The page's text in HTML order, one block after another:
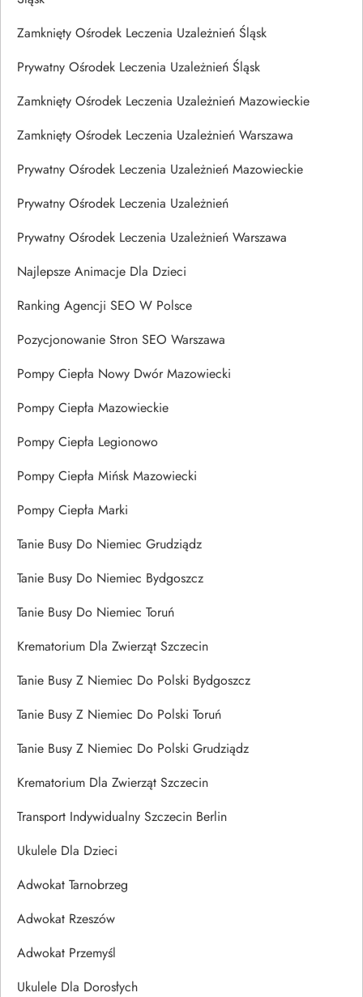
Zamknięty Ośrodek Leczenia Uzależnień Śląsk
Prywatny Ośrodek Leczenia Uzależnień Śląsk
Zamknięty Ośrodek Leczenia Uzależnień Mazowieckie
Zamknięty Ośrodek Leczenia Uzależnień Warszawa
Prywatny Ośrodek Leczenia Uzależnień Mazowieckie
Prywatny Ośrodek Leczenia Uzależnień
Prywatny Ośrodek Leczenia Uzależnień Warszawa
Najlepsze Animacje Dla Dzieci
Ranking Agencji SEO W Polsce
Pozycjonowanie Stron SEO Warszawa
Pompy Ciepła Nowy Dwór Mazowiecki
Pompy Ciepła Mazowieckie
Pompy Ciepła Legionowo
Pompy Ciepła Mińsk Mazowiecki
Pompy Ciepła Marki
Tanie Busy Do Niemiec Grudziądz
Tanie Busy Do Niemiec Bydgoszcz
Tanie Busy Do Niemiec Toruń
Krematorium Dla Zwierząt Szczecin
Tanie Busy Z Niemiec Do Polski Bydgoszcz
Tanie Busy Z Niemiec Do Polski Toruń
Tanie Busy Z Niemiec Do Polski Grudziądz
Krematorium Dla Zwierząt Szczecin
Transport Indywidualny Szczecin Berlin
Ukulele Dla Dzieci
Adwokat Tarnobrzeg
Adwokat Rzeszów
Adwokat Przemyśl
Ukulele Dla Dorosłych